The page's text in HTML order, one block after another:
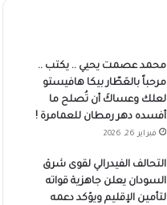
محمد عصمت يحيي .. يكتب ..
مرحباً بالعَطّار بيكا هافيستو
لعلك وعساكَ أن تُصلح ما
أفسده دهر رمطان للعمامرة !
فبراير 26, 2026
التحالف الفيدرالي لقوى شرق
السودان يعلن جاهزية قواته
لتأمين الإقليم ويؤكد دعمه